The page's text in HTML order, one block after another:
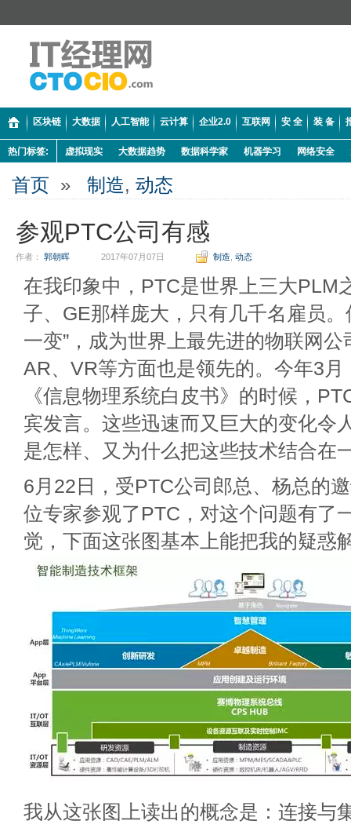
区块链 大数据 人工智能 云计算 企业2.0 互联网 安 全 装 备
热门标签: 虚拟现实 大数据趋势 数据科学家 机器学习 网络安全
首页 » 制造, 动态
参观PTC公司有感
作者： 郭朝晖 2017年07月07日 制造 动态
在我印象中，PTC是世界上三大PLM
子、GE那样庞大，只有几千名雇员。
一变”，成为世界上最先进的物联网
AR、VR等方面也是领先的。今年3月
《信息物理系统白皮书》的时候，
宾发言。这些迅速而又巨大的变化令
是怎样、又为什么把这些技术结合在
6月22日，受PTC公司郎总、杨总的
位专家参观了PTC，对这个问题有了
觉，下面这张图基本上能把我的疑惑
我从这张图上读出的概念是：连接与